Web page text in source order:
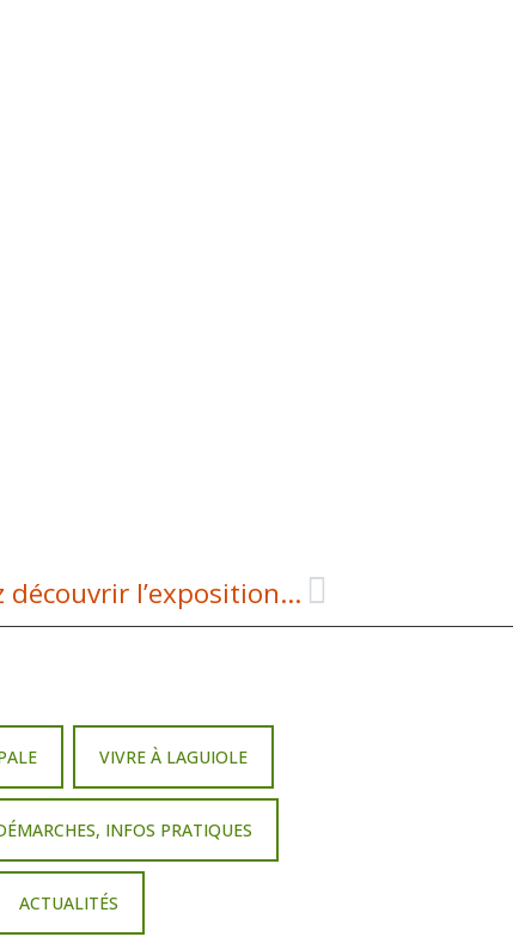
Phot’Aubrac à Laguiole : venez découvrir l’exposition de Thibault LATHIERE
VIVRE À LAGUIOLE
INFOS PRATIQUES
ACTUALITÉS